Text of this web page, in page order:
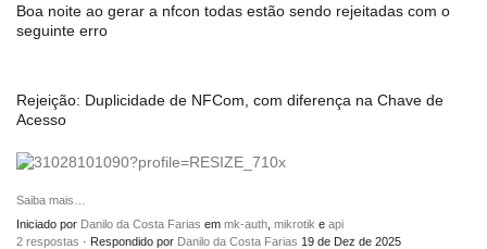
Boa noite ao gerar a nfcon todas estão sendo rejeitadas com o
seguinte erro
Rejeição: Duplicidade de NFCom, com diferença na Chave de
Acesso
Saiba mais…
Iniciado por Danilo da Costa Farias em mk-auth mikrotik e api
2 respostas · Respondido por Danilo da Costa Farias 19 de Dez de 2025